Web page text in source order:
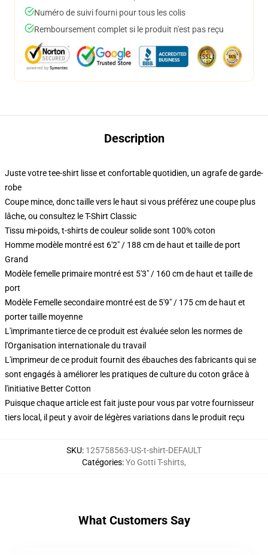
Numéro de suivi fourni pour tous les colis
Remboursement complet si le produit n'est pas reçu
Description
Juste votre tee-shirt lisse et confortable quotidien, un agrafe de garde-
robe
Coupe mince, donc taille vers le haut si vous préférez une coupe plus
lâche, ou consultez le T-Shirt Classic
Tissu mi-poids, t-shirts de couleur solide sont 100% coton
Homme modèle montré est 6'2" / 188 cm de haut et taille de port
Grand
Modèle femelle primaire montré est 5'3" / 160 cm de haut et taille de
port
Modèle Femelle secondaire montré est de 5'9" / 175 cm de haut et
porter taille moyenne
L'imprimante tierce de ce produit est évaluée selon les normes de
l'Organisation internationale du travail
L'imprimeur de ce produit fournit des ébauches des fabricants qui se
sont engagés à améliorer les pratiques de culture du coton grâce à
l'initiative Better Cotton
Puisque chaque article est fait juste pour vous par votre fournisseur
tiers local, il peut y avoir de légères variations dans le produit reçu
SKU: 125758563-US-t-shirt-DEFAULT
Catégories:Yo Gotti T-shirts,
What Customers Say